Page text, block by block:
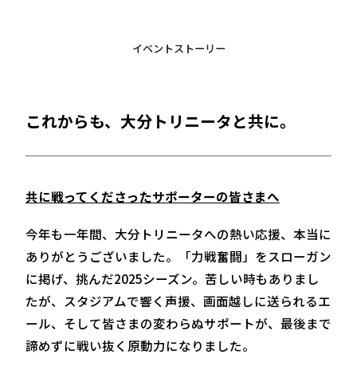
イベントストーリー
これからも、大分トリニータと共に。
共に戦ってくださったサポーターの皆さまへ
今年も一年間、大分トリニータへの熱い応援、本当に
ありがとうございました。「力戦奮闘」をスローガン
に掲げ、挑んだ2025シーズン。苦しい時もありまし
たが、スタジアムで響く声援、画面越しに送られるエ
ール、そして皆さまの変わらぬサポートが、最後まで
諦めずに戦い抜く原動力になりました。